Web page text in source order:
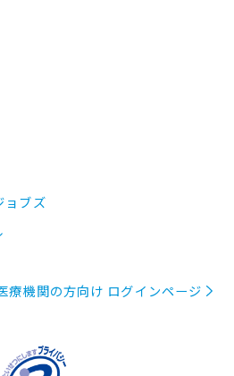
ョブズ
療機関の方向け ログインページ